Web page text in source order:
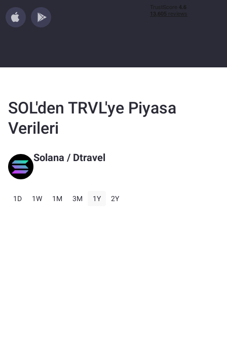
SOL'den TRVL'ye Piyasa
Verileri
Solana / Dtravel
1D 1W 1M 3M 1Y 2Y